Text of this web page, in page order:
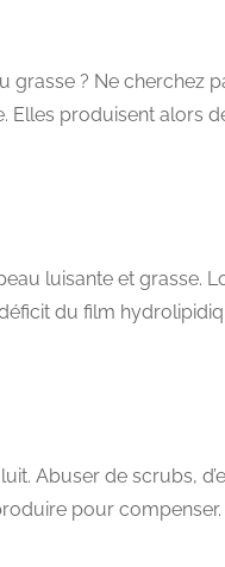
grasse ? Ne cherchez
Elles produisent alors
luisante et grasse.
du film
Abuser de scrubs,
pour